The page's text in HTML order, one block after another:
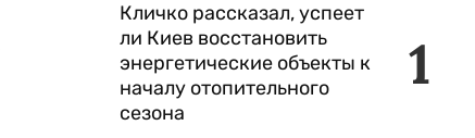
1
Кличко рассказал, успеет
ли Киев восстановить
энергетические объекты к
началу отопительного
сезона